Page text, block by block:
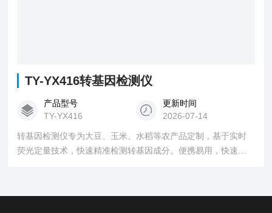
TY-YX416转基因检测仪
产品型号
TY-YX416
更新时间
2026-07-14
转基因检测仪专为大豆、玉米、水稻等农产品定制，基于实时
荧光定量技术，快速精准检测转基因成分。便携易用，快速出